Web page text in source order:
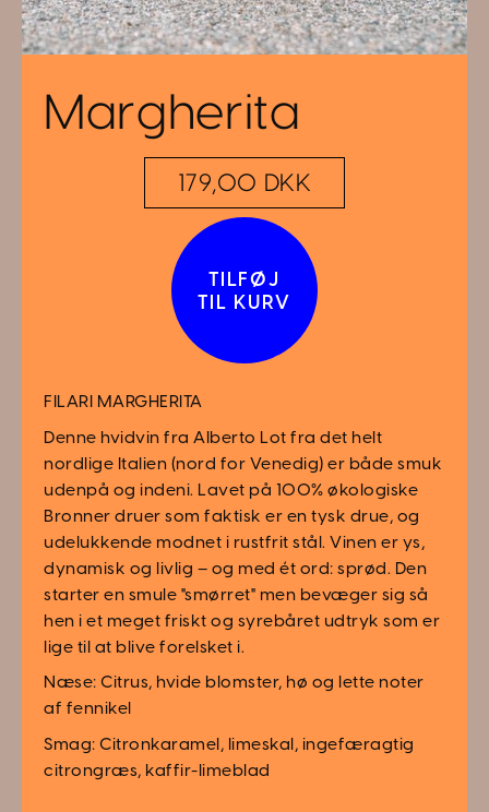
Margherita
179,00 DKK
FILARI MARGHERITA
Denne hvidvin fra Alberto Lot fra det helt
nordlige Italien (nord for Venedig) er både smuk
udenpå og indeni. Lavet på 100% økologiske
Bronner druer som faktisk er en tysk drue, og
udelukkende modnet i rustfrit stål. Vinen er ys,
dynamisk og livlig – og med ét ord: sprød. Den
starter en smule "smørret" men bevæger sig så
hen i et meget friskt og syrebåret udtryk som er
lige til at blive forelsket i.
Næse: Citrus, hvide blomster, hø og lette noter
af fennikel
Smag: Citronkaramel, limeskal, ingefæragtig
citrongræs, kaffir-limeblad